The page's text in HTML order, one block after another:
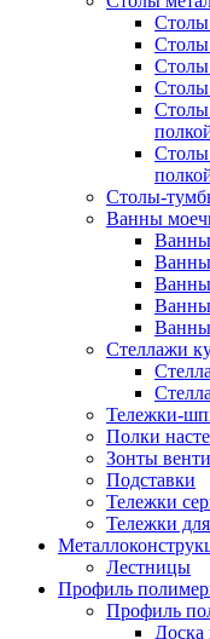
Столы
Столы
Столы
Столы
Столы
Столы
Столы-
Ванны
Ванны
Ванны
Стеллажи
Тележки-
Полки
Зонты
Подставки
Тележки
Тележки
Лестницы
Профиль
Профиль
Доска